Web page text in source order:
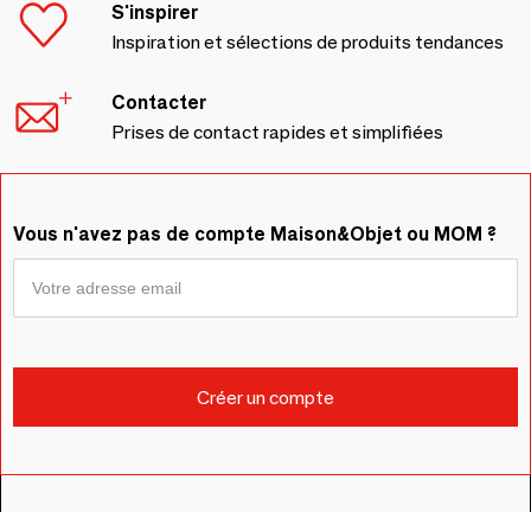
S'inspirer
Inspiration et sélections de produits tendances
Contacter
Prises de contact rapides et simplifiées
Vous n'avez pas de compte Maison&Objet ou MOM ?